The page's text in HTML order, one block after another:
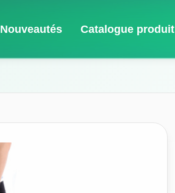
Nouveautés Catalogue produit